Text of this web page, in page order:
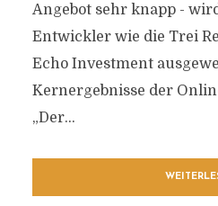
Angebot sehr knapp -
Entwickler wie die Trei
Echo Investment
Kernergebnisse der
„Der...